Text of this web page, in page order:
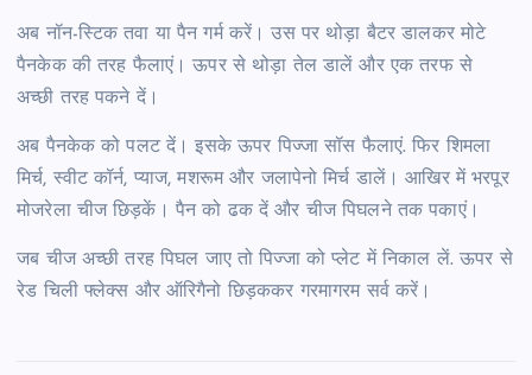
अब नॉन-स्टिक तवा या पैन गर्म करें। उस पर थोड़ा बैटर डालकर मोटे
पैनकेक की तरह फैलाएं। ऊपर से थोड़ा तेल डालें और एक तरफ से
अच्छी तरह पकने दें।
अब पैनकेक को पलट दें। इसके ऊपर पिज्जा सॉस फैलाएं. फिर शिमला
मिर्च, स्वीट कॉर्न, प्याज, मशरूम और जलापेनो मिर्च डालें। आखिर में भरपूर
मोजरेला चीज छिड़कें। पैन को ढक दें और चीज पिघलने तक पकाएं।
जब चीज अच्छी तरह पिघल जाए तो पिज्जा को प्लेट में निकाल लें. ऊपर से
रेड चिली फ्लेक्स और ऑरिगैनो छिड़ककर गरमागरम सर्व करें।